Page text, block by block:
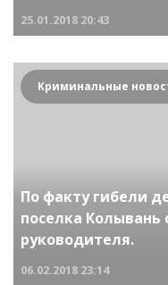
25.01.2018 20:43
По факту гибели
поселка
руководителя.
06.02.2018 23:14